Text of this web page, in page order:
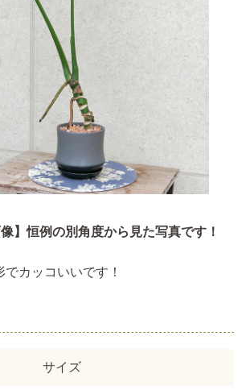
像】恒例の別角度から見た写真です！
カッコいいです！
サイズ